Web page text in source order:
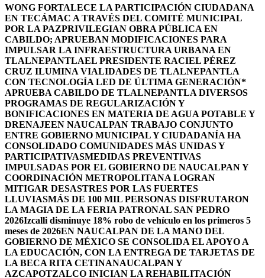
WONG FORTALECE LA PARTICIPACIÓN CIUDADANA
EN TECÁMAC A TRAVÉS DEL COMITÉ MUNICIPAL
POR LA PAZPRIVILEGIAN OBRA PÚBLICA EN
CABILDO; APRUEBAN MODIFICACIONES PARA
IMPULSAR LA INFRAESTRUCTURA URBANA EN
TLALNEPANTLAEL PRESIDENTE RACIEL PÉREZ
CRUZ ILUMINA VIALIDADES DE TLALNEPANTLA
CON TECNOLOGÍA LED DE ÚLTIMA GENERACIÓN*
APRUEBA CABILDO DE TLALNEPANTLA DIVERSOS
PROGRAMAS DE REGULARIZACIÓN Y
BONIFICACIONES EN MATERIA DE AGUA POTABLE Y
DRENAJEEN NAUCALPAN TRABAJO CONJUNTO
ENTRE GOBIERNO MUNICIPAL Y CIUDADANÍA HA
CONSOLIDADO COMUNIDADES MÁS UNIDAS Y
PARTICIPATIVASMEDIDAS PREVENTIVAS
IMPULSADAS POR EL GOBIERNO DE NAUCALPAN Y
COORDINACIÓN METROPOLITANA LOGRAN
MITIGAR DESASTRES POR LAS FUERTES
LLUVIASMÁS DE 100 MIL PERSONAS DISFRUTARON
LA MAGIA DE LA FERIA PATRONAL SAN PEDRO
2026Izcalli disminuye 18% robo de vehículo en los primeros 5
meses de 2026EN NAUCALPAN DE LA MANO DEL
GOBIERNO DE MÉXICO SE CONSOLIDA EL APOYO A
LA EDUCACIÓN, CON LA ENTREGA DE TARJETAS DE
LA BECA RITA CETINANAUCALPAN Y
AZCAPOTZALCO INICIAN LA REHABILITACIÓN